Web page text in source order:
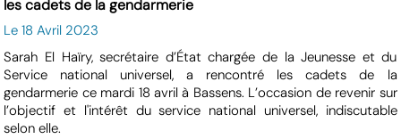
les cadets de la gendarmerie
Le 18 Avril 2023
Sarah El Haïry, secrétaire d’État chargée de la Jeunesse et du
Service national universel, a rencontré les cadets de la
gendarmerie ce mardi 18 avril à Bassens. L’occasion de revenir sur
l’objectif et l'intérêt du service national universel, indiscutable
selon elle.